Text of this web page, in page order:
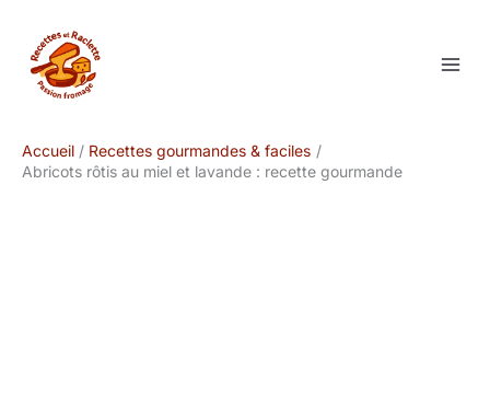
contenu
Accueil
Recettes gourmandes & faciles
Abricots rôtis au miel et lavande : recette gourmande